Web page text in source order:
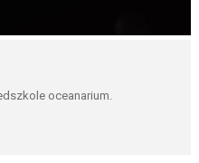
oceanarium.